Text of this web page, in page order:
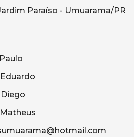
Paraíso - Umuarama/PR